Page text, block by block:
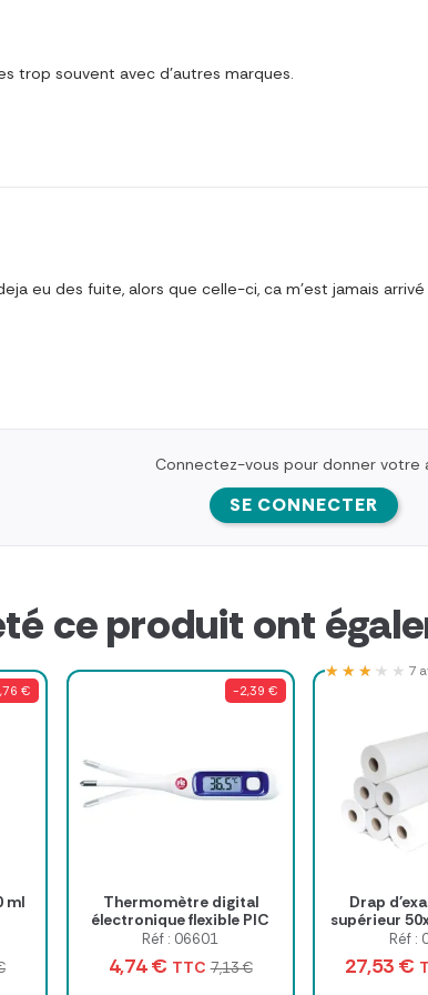
trop souvent avec d'autres marques.
eu des fuite, alors que celle-ci, ca m'est jamais
Connectez-vous pour donner votre
SE CONNECTER
ce produit ont
€
ml
-2,39 €
Thermomètre digital
électronique flexible PIC
Réf : 06601
4,74 € TTC 7,13 €
Drap
supérieur
de 6
Réf :
★★★★★
★★★★★ 7
27,53 €